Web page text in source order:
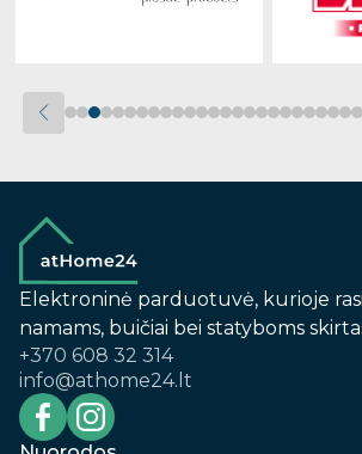
Elektroninė parduotuvė, kurioje
namams, buičiai bei statyboms
+370 608 32 314
info@athome24.lt